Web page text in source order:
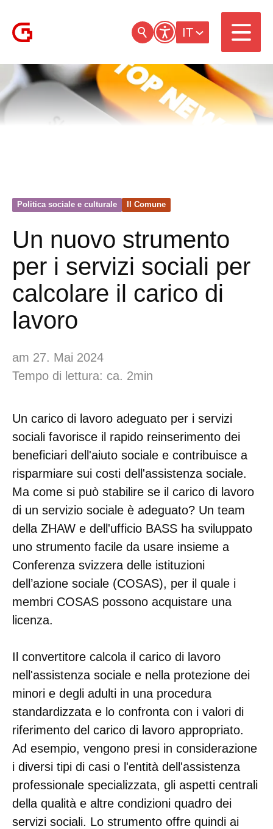
IT
Politica sociale e culturale Il Comune
Un nuovo strumento
per i servizi sociali per
calcolare il carico di
lavoro
am 27. Mai 2024
Tempo di lettura: ca. 2min
Un carico di lavoro adeguato per i servizi
sociali favorisce il rapido reinserimento dei
beneficiari dell'aiuto sociale e contribuisce a
risparmiare sui costi dell'assistenza sociale.
Ma come si può stabilire se il carico di lavoro
di un servizio sociale è adeguato? Un team
della ZHAW e dell'ufficio BASS ha sviluppato
uno strumento facile da usare insieme a
Conferenza svizzera delle istituzioni
dell’azione sociale (COSAS), per il quale i
membri COSAS possono acquistare una
licenza.
Il convertitore calcola il carico di lavoro
nell'assistenza sociale e nella protezione dei
minori e degli adulti in una procedura
standardizzata e lo confronta con i valori di
riferimento del carico di lavoro appropriato.
Ad esempio, vengono presi in considerazione
i diversi tipi di casi o l'entità dell'assistenza
professionale specializzata, gli aspetti centrali
della qualità e altre condizioni quadro dei
servizi sociali. Lo strumento offre quindi ai